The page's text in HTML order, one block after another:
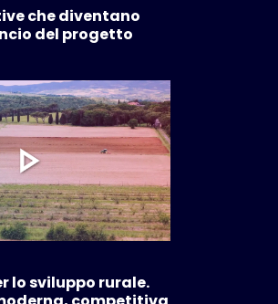
che diventano
del progetto
lo sviluppo rurale.